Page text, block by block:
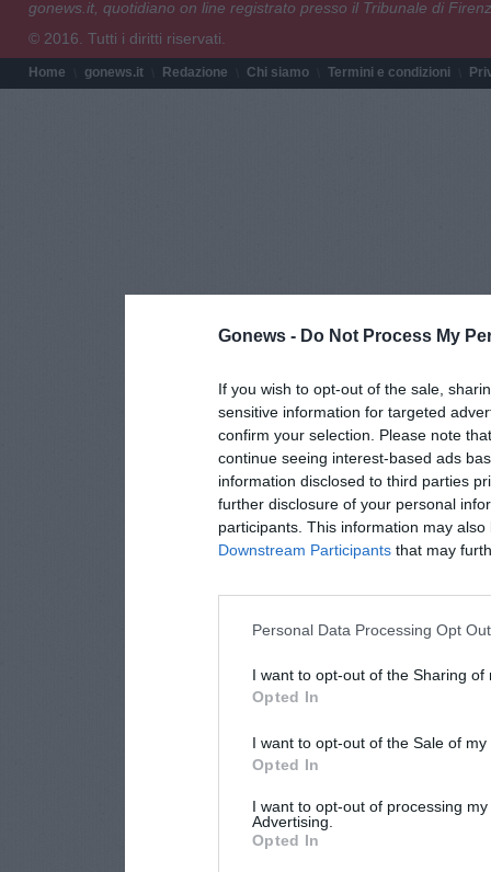
Gonews - Do Not Process My
If you wish to opt-out of the sale,
sensitive information for targeted
confirm your selection. Please note
continue seeing interest-based ads
information disclosed to third parties
further disclosure of your personal
participants. This information may
Downstream Participants that may
Personal Data Processing Opt
I want to opt-out of the Sharing of
Opted In
I want to opt-out of the Sale of
Opted In
I want to opt-out of processing
Advertising.
Opted In
gonews.it, quotidiano on line registrato presso il Tribunale di
© 2016. Tutti i diritti riservati.
Home gonews.it Redazione Chi siamo Termini e condizioni